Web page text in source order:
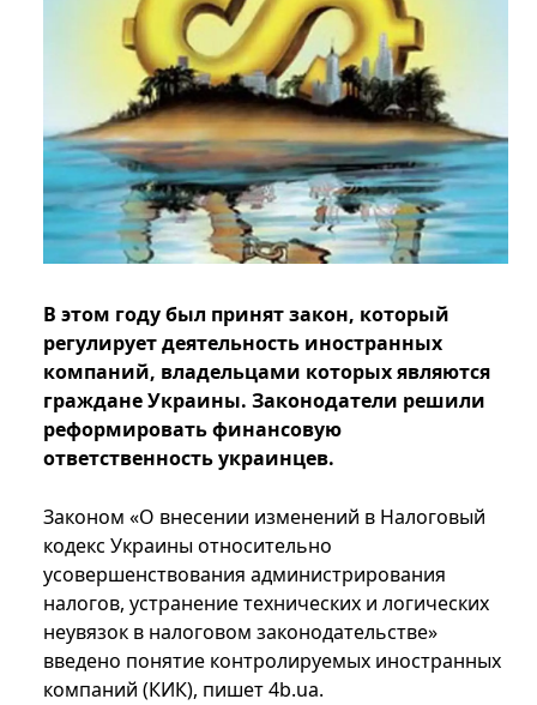
В этом году был принят закон, который
регулирует деятельность иностранных
компаний, владельцами которых являются
граждане Украины. Законодатели решили
реформировать финансовую
ответственность украинцев.
Законом «О внесении изменений в Налоговый
кодекс Украины относительно
усовершенствования администрирования
налогов, устранение технических и логических
неувязок в налоговом законодательстве»
введено понятие контролируемых иностранных
компаний (КИК), пишет 4b.ua.